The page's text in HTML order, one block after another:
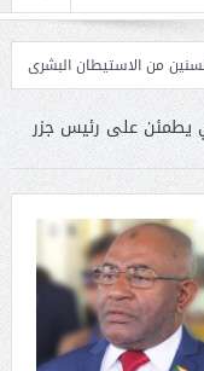
البشرى اتحاد الكرة
يطمئن على رئيس جزر